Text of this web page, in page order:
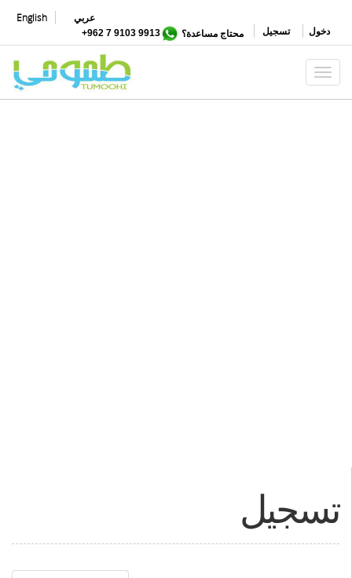
المحتوى
الرئيسي
English
عربي
تسجيل
دخول محتاج مساعدة؟ 9913 9103 7 962+
Toggle navigation
تسجيل